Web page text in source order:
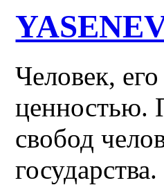
Человек,
ценностью.
свобод